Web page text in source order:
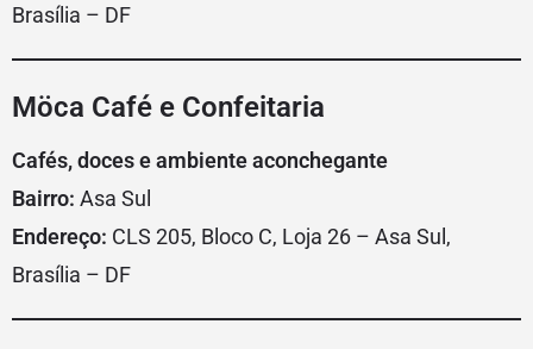
Brasília – DF
Möca Café e Confeitaria
Cafés, doces e ambiente aconchegante
Bairro: Asa Sul
Endereço: CLS 205, Bloco C, Loja 26 – Asa Sul,
Brasília – DF